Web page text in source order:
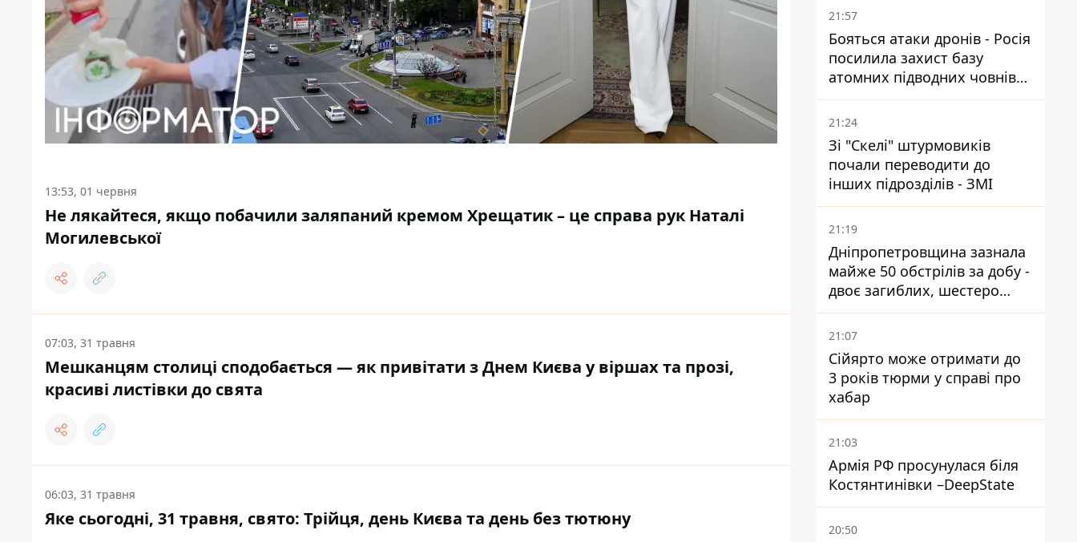
13:53, 01 червня
Не лякайтеся, якщо побачили заляпаний кремом Хрещатик – це справа рук Наталі
Могилевської
07:03, 31 травня
Мешканцям столиці сподобається — як привітати з Днем Києва у віршах та прозі,
красиві листівки до свята
06:03, 31 травня
Яке сьогодні, 31 травня, свято: Трійця, день Києва та день без тютюну
21:57
Бояться атаки дронів - Росія
посилила захист базу
атомних підводних човнів
за 7400 км від України
21:24
Зі "Скелі" штурмовиків
почали переводити до
інших підрозділів - ЗМІ
21:19
Дніпропетровщина зазнала
майже 50 обстрілів за добу -
двоє загиблих, шестеро
постраждалих
21:07
Сійярто може отримати до
3 років тюрми у справі про
хабар
21:03
Армія РФ просунулася біля
Костянтинівки –DeepState
20:50